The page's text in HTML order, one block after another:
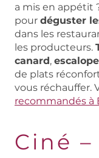
a mis en appétit
pour déguster
dans les
les producteurs.
canard,
de plats
vous réchauffer.
recommandés à
Ciné –